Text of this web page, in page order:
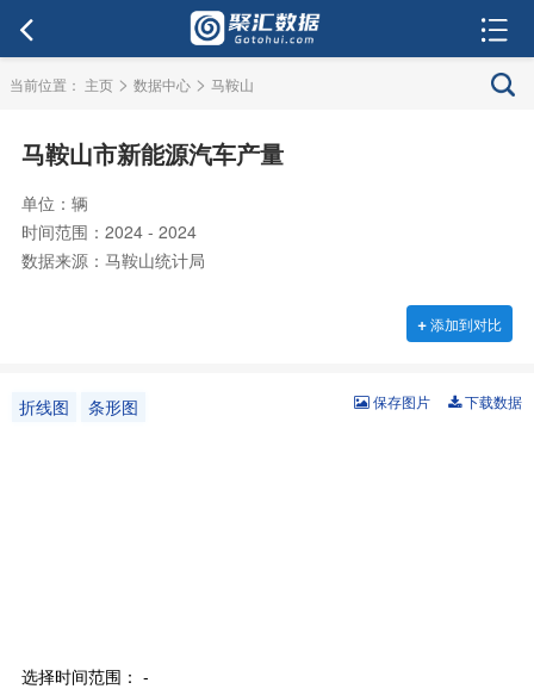
当前位置： 主页 > 数据中心 > 马鞍山
马鞍山市新能源汽车产量
单位：辆
时间范围：2024 - 2024
数据来源：马鞍山统计局
+添加到对比
折线图 条形图 下载数据
保存图片
选择时间范围： -